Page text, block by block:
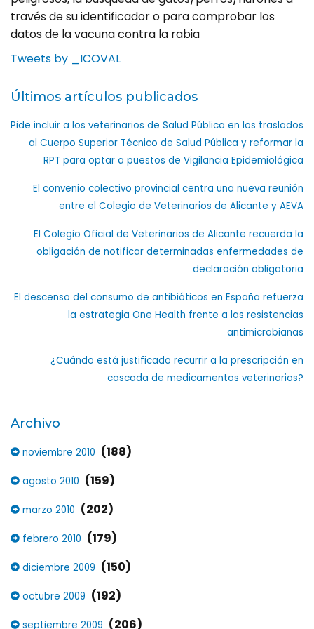
través de su identificador o para comprobar los
datos de la vacuna contra la rabia
Tweets by _ICOVAL
Últimos artículos publicados
Pide incluir a los veterinarios de Salud Pública en los traslados
al Cuerpo Superior Técnico de Salud Pública y reformar la
RPT para optar a puestos de Vigilancia Epidemiológica
El convenio colectivo provincial centra una nueva reunión
entre el Colegio de Veterinarios de Alicante y AEVA
El Colegio Oficial de Veterinarios de Alicante recuerda la
obligación de notificar determinadas enfermedades de
declaración obligatoria
El descenso del consumo de antibióticos en España refuerza
la estrategia One Health frente a las resistencias
antimicrobianas
¿Cuándo está justificado recurrir a la prescripción en
cascada de medicamentos veterinarios?
Archivo
noviembre 2010 (188)
agosto 2010 (159)
marzo 2010 (202)
febrero 2010 (179)
diciembre 2009 (150)
octubre 2009 (192)
septiembre 2009 (206)